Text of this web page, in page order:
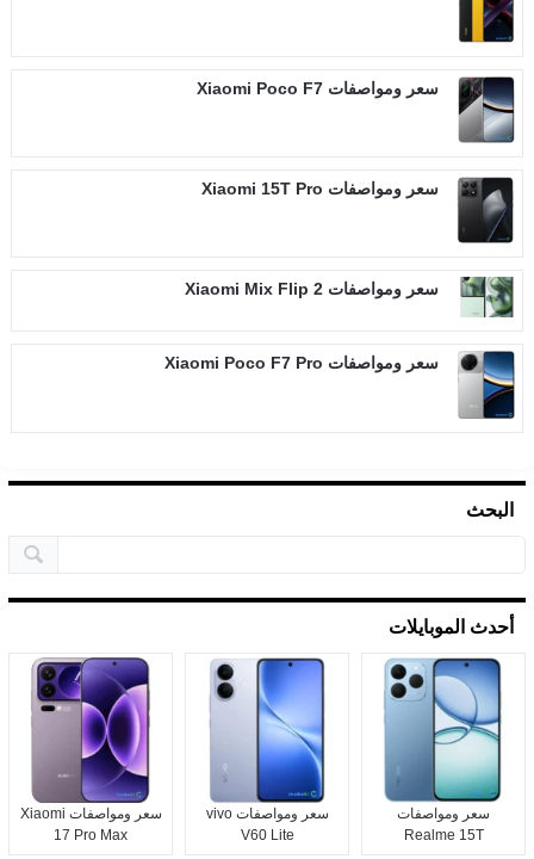
سعر ومواصفات Xiaomi Poco F7
سعر ومواصفات Xiaomi 15T Pro
سعر ومواصفات Xiaomi Mix Flip 2
سعر ومواصفات Xiaomi Poco F7 Pro
البحث
أحدث الموبايلات
سعر ومواصفات
Realme 15T
سعر ومواصفات vivo
V60 Lite
سعر ومواصفات Xiaomi
17 Pro Max